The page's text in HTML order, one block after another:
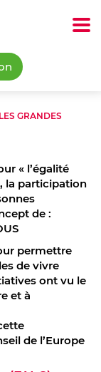
GRANDES
« l’égalité
la participation
de :
permettre
de vivre
ont vu le
et à
de l’Europe